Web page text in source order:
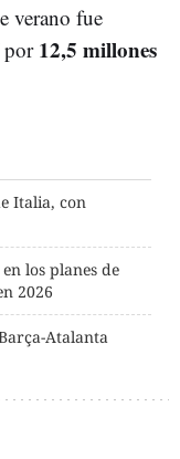
verano fue
por 12,5 millones
Italia, con
los planes de
2026
Atalanta